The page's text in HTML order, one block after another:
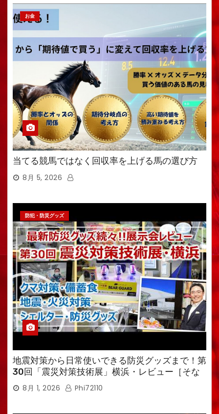
お金
当てる競馬ではなく回収率を上げる馬の選び方
8月 5, 2026
防犯・防災グッズ
地震対策から日常使いできる防災グッズまで！第
30回「震災対策技術展」横浜・レビュー［そな
えるTV・高荷智也］
8月 1, 2026 Phi72110